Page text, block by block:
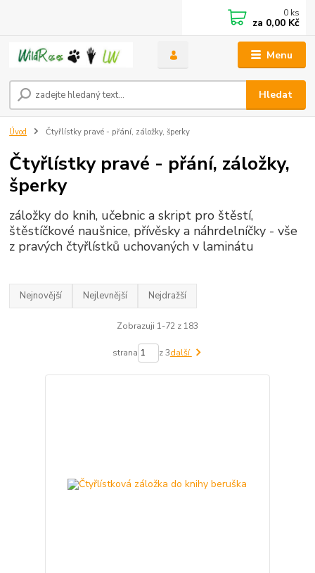
Menu
Hledat
0 ks
za 0,00 Kč
Úvod Čtyřlístky pravé - přání, záložky, šperky
Čtyřlístky pravé - přání, záložky,
šperky
záložky do knih, učebnic a skript pro štěstí,
štěstíčkové naušnice, přívěsky a náhrdelníčky - vše
z pravých čtyřlístků uchovaných v laminátu
Nejnovější Nejlevnější Nejdražší
Zobrazuji 1-72 z 183
strana z 3další